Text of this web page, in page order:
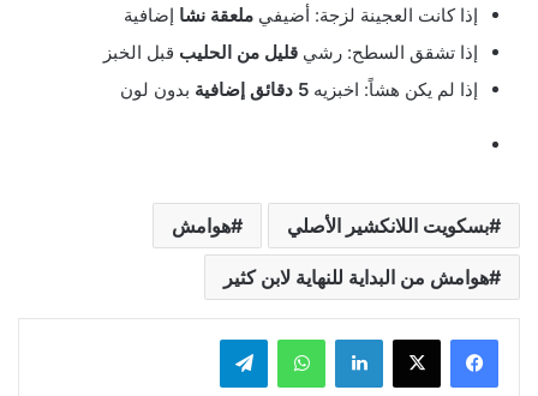
إذا كانت العجينة لزجة: أضيفي ملعقة نشا إضافية
إذا تشقق السطح: رشي قليل من الحليب قبل الخبز
إذا لم يكن هشاً: اخبزيه 5 دقائق إضافية بدون لون
بسكويت اللانكشير الأصلي هوامش
هوامش من البداية للنهاية لابن كثير
لينكدإن واتساب